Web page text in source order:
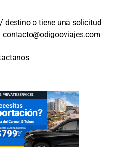
destino o tiene una solicitud
contacto@odigooviajes.com